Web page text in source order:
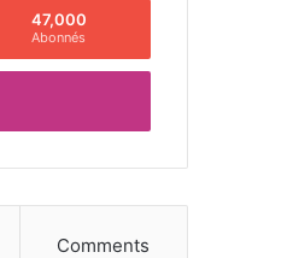
47,000
Abonnés
Comments